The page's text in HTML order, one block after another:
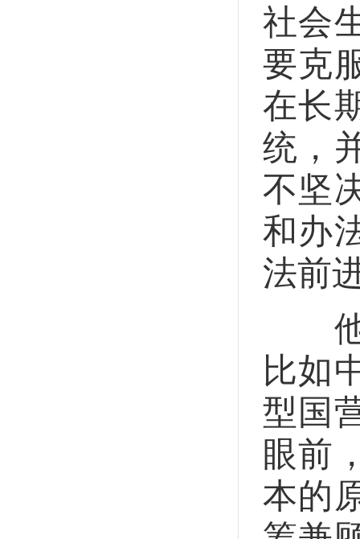
社会
要克
在长
统，
不坚
和办
法前
他
比如
型国
眼前
本的